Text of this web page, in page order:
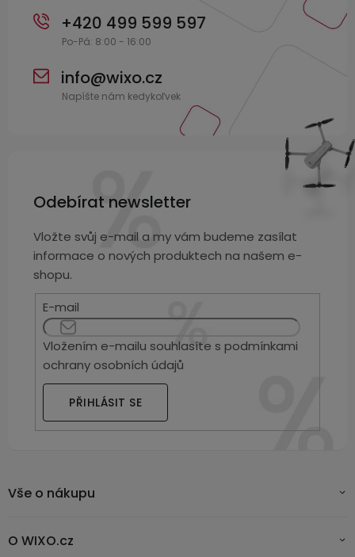
info@wixo.cz
+420 499 599 597
Odebírat newsletter
Vložte svůj e-mail a my vám budeme zasílat
informace o nových produktech na našem e-
shopu.
E-mail
Vložením e-mailu souhlasíte spodmínkami
ochrany osobních údajů
PŘIHLÁSIT SE
Vše o nákupu
O WIXO.cz